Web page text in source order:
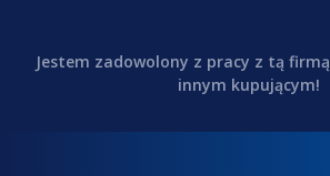
Jestem zadowolony z pracy z tą
innym kupującym!